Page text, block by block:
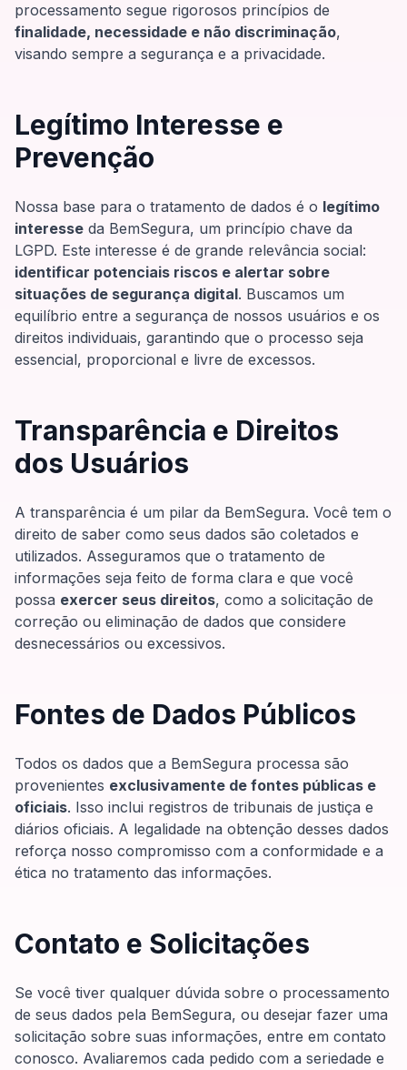
processamento segue rigorosos princípios de
finalidade, necessidade e não discriminação,
visando sempre a segurança e a privacidade.
Legítimo Interesse e
Prevenção
Nossa base para o tratamento de dados é o legítimo
interesse da BemSegura, um princípio chave da
LGPD. Este interesse é de grande relevância social:
identificar potenciais riscos e alertar sobre
situações de segurança digital. Buscamos um
equilíbrio entre a segurança de nossos usuários e os
direitos individuais, garantindo que o processo seja
essencial, proporcional e livre de excessos.
Transparência e Direitos
dos Usuários
A transparência é um pilar da BemSegura. Você tem o
direito de saber como seus dados são coletados e
utilizados. Asseguramos que o tratamento de
informações seja feito de forma clara e que você
possa exercer seus direitos, como a solicitação de
correção ou eliminação de dados que considere
desnecessários ou excessivos.
Fontes de Dados Públicos
Todos os dados que a BemSegura processa são
provenientes exclusivamente de fontes públicas e
oficiais. Isso inclui registros de tribunais de justiça e
diários oficiais. A legalidade na obtenção desses dados
reforça nosso compromisso com a conformidade e a
ética no tratamento das informações.
Contato e Solicitações
Se você tiver qualquer dúvida sobre o processamento
de seus dados pela BemSegura, ou desejar fazer uma
solicitação sobre suas informações, entre em contato
conosco. Avaliaremos cada pedido com a seriedade e